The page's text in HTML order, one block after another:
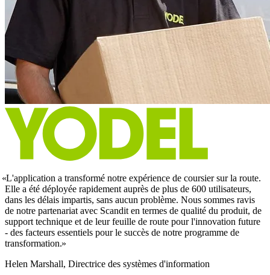
L'application a transformé notre expérience de coursier sur la route.
Elle a été déployée rapidement auprès de plus de 600 utilisateurs,
dans les délais impartis, sans aucun problème. Nous sommes ravis
de notre partenariat avec Scandit en termes de qualité du produit, de
support technique et de leur feuille de route pour l'innovation future
- des facteurs essentiels pour le succès de notre programme de
transformation.
Helen Marshall, Directrice des systèmes d'information